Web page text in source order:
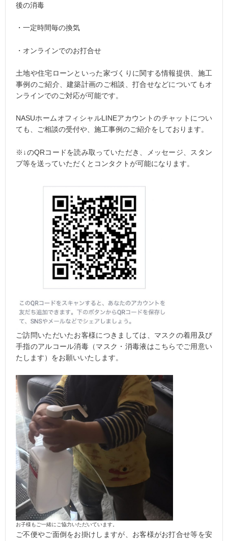
後の消毒
・一定時間毎の換気
・オンラインでのお打合せ
土地や住宅ローンといった家づくりに関する情報提供、施工
事例のご紹介、建築計画のご相談、打合せなどについてもオ
ンラインでのご対応が可能です。
NASUホームオフィシャルLINEアカウントのチャットについ
ても、ご相談の受付や、施工事例のご紹介をしております。
※↓のQRコードを読み取っていただき、メッセージ、スタン
プ等を送っていただくとコンタクトが可能になります。
ご訪問いただいたお客様につきましては、マスクの着用及び
手指のアルコール消毒（マスク・消毒液はこちらでご用意い
たします）をお願いいたします。
お子様もご一緒にご協力いただいています。
ご不便やご面倒をお掛けしますが、お客様がお打合せ等を安